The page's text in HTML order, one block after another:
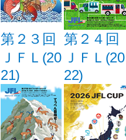
第２３回
ＪＦＬ(20
21)
第２４回
ＪＦＬ(20
22)